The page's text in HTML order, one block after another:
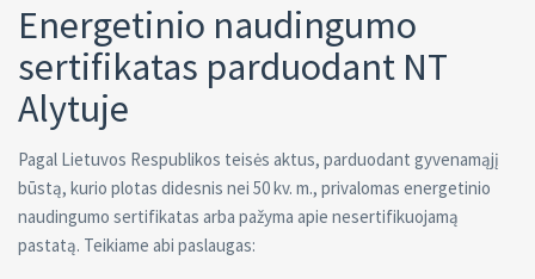
Energetinio naudingumo
sertifikatas parduodant NT
Alytuje
Pagal Lietuvos Respublikos teisės aktus, parduodant gyvenamąjį
būstą, kurio plotas didesnis nei 50 kv. m., privalomas energetinio
naudingumo sertifikatas arba pažyma apie nesertifikuojamą
pastatą. Teikiame abi paslaugas: